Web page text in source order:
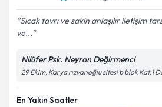
Sıcak tavrı ve sakin anlaşılır iletişim
ve...
Nilüfer Psk. Neyran Değirmenci
29 Ekim, Karya rızvanoğlu sitesi b blok Kat:1
En Yakın Saatler